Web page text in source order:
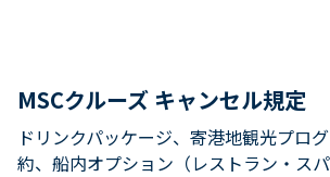
MSCクルーズ キャンセル規定
ドリンクパッケージ、寄港地観光プロ
約、船内オプション（レストラン・スパ